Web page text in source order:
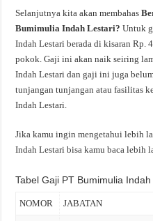
Selanjutnya kita akan membahas
Bumimulia Indah Lestari?Untuk
Indah Lestari berada di kisaran Rp.
pokok. Gaji ini akan naik seiring
Indah Lestari dan gaji ini juga
tunjangan tunjangan atau fasilitas
Indah Lestari.
Jika kamu ingin mengetahui lebih
Indah Lestari bisa kamu baca lebih
Tabel Gaji PT Bumimulia
NOMOR JABATAN